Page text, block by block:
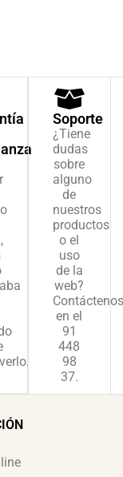
Soporte
¿Tiene
dudas
sobre
alguno
de
nuestros
productos
o el
uso
de la
web?
Contáctenos
en el
91
448
98
37.